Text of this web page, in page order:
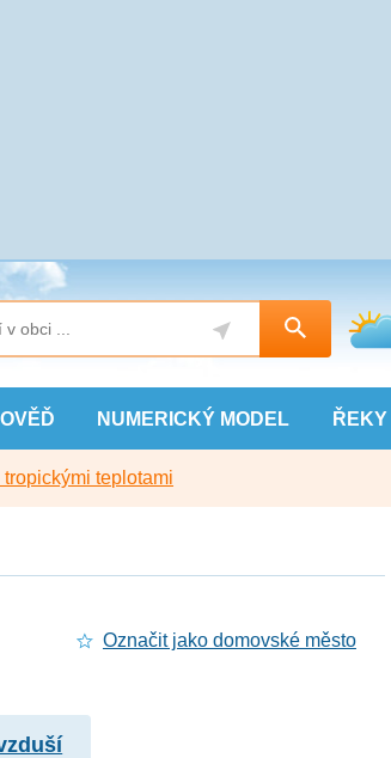
NUMERICKÝ MODEL ŘEKY
teplotami
Označit jako domovské město